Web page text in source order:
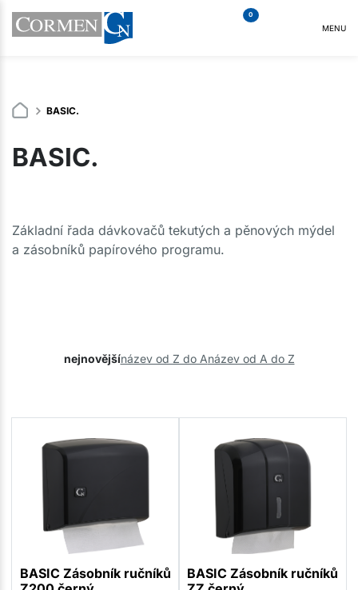
0
MENU
BASIC.
BASIC.
Základní řada dávkovačů tekutých a pěnových mýdel
a zásobníků papírového programu.
nejnovějšínázev od Z do Anázev od A do Z
BASIC Zásobník ručníků
BASIC Zásobník ručníků